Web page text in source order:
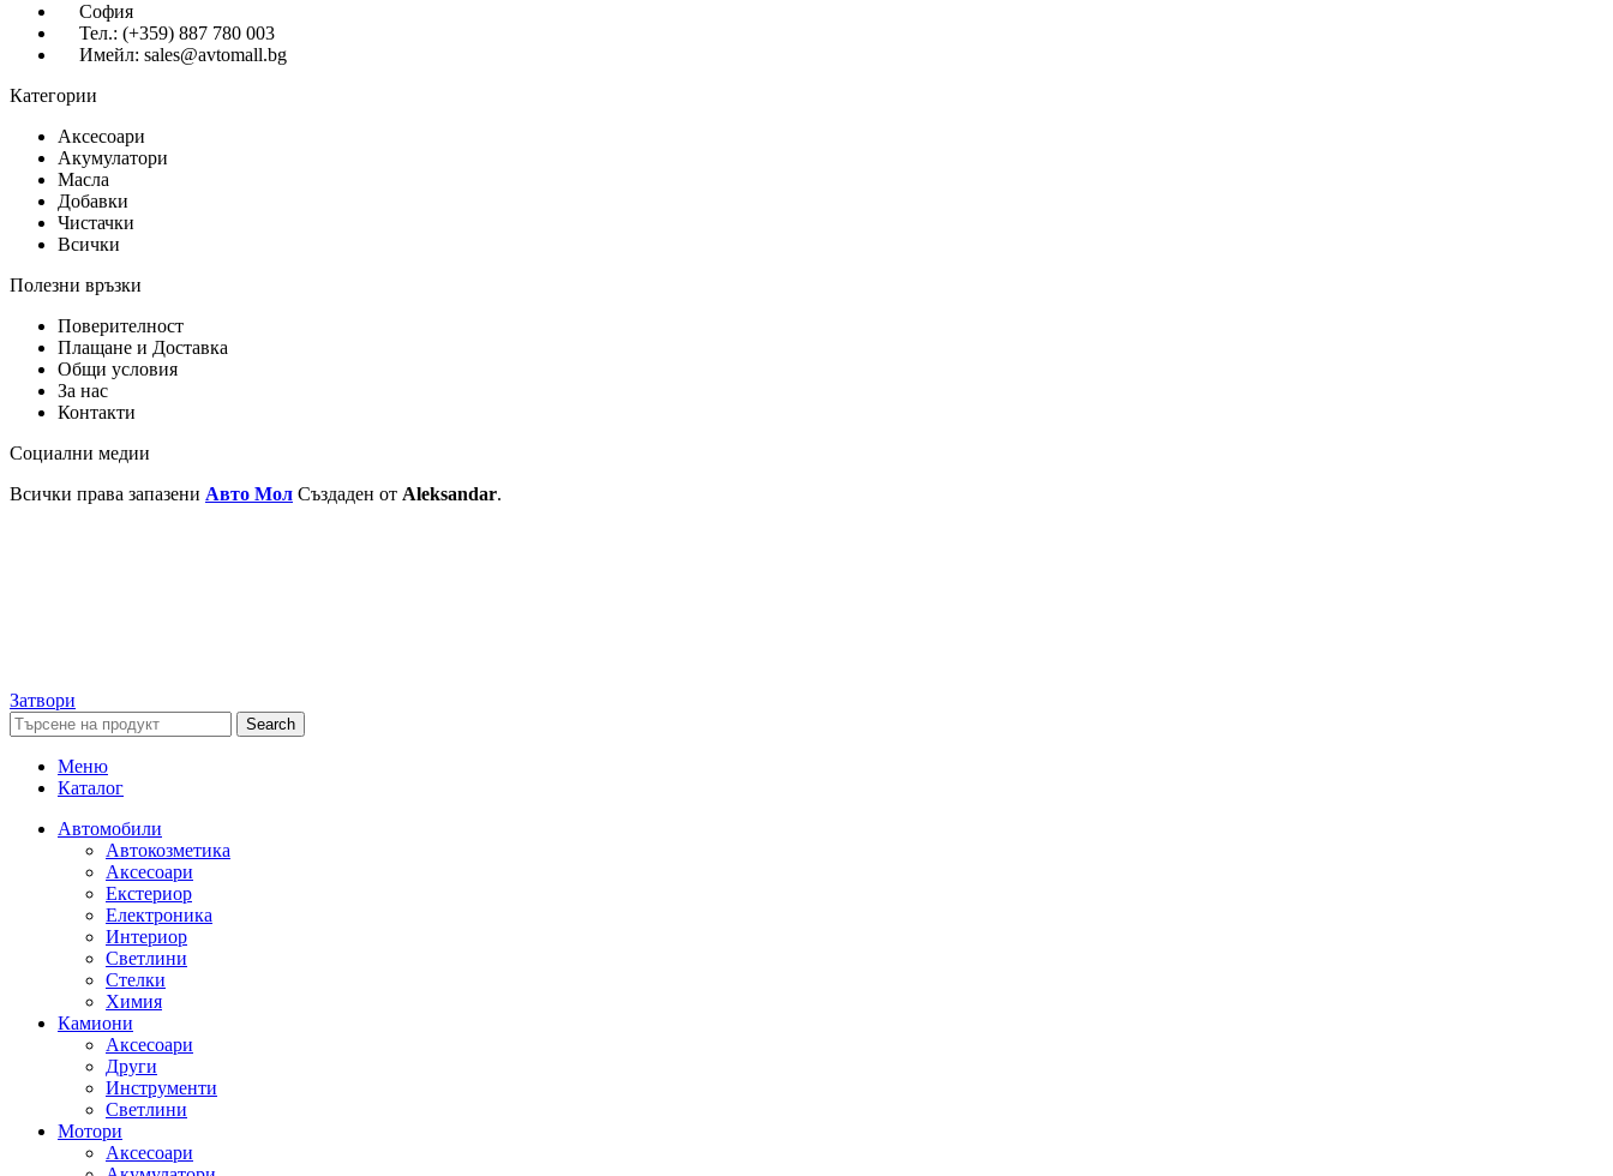
София
Тел.: (+359) 887 780 003
Имейл: sales@avtomall.bg
Категории
Аксесоари
Акумулатори
Масла
Добавки
Чистачки
Всички
Полезни връзки
Поверителност
Плащане и Доставка
Общи условия
За нас
Контакти
Социални медии
Всички права запазени Авто Мол Създаден от Aleksandar.
Затвори
Search
Меню
Каталог
Автомобили
Автокозметика
Аксесоари
Екстериор
Електроника
Интериор
Светлини
Стелки
Химия
Камиони
Аксесоари
Други
Инструменти
Светлини
Мотори
Аксесоари